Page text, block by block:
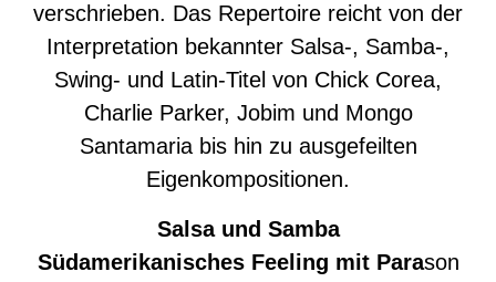
verschrieben. Das Repertoire reicht von der
Interpretation bekannter Salsa-, Samba-,
Swing- und Latin-Titel von Chick Corea,
Charlie Parker, Jobim und Mongo
Santamaria bis hin zu ausgefeilten
Eigenkompositionen.
Salsa und Samba
Südamerikanisches Feeling mit Parason